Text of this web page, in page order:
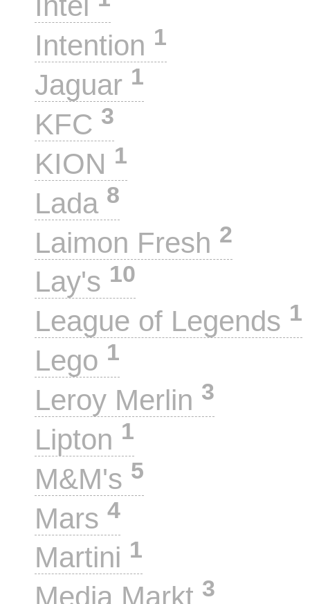
Intention 1
Jaguar 1
KFC 3
KION 1
Lada 8
Laimon Fresh 2
Lay's 10
League of Legends 1
Lego 1
Leroy Merlin 3
Lipton 1
M&M's 5
Mars 4
Martini 1
Media Markt 3